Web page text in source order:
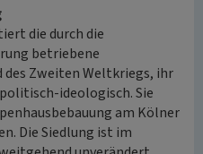
die durch die
betriebene
Zweiten Weltkriegs, ihr
ideologisch. Sie
am Kölner
Die Siedlung ist im